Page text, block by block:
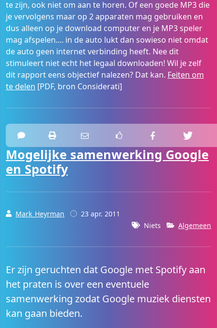
te zijn, ook niet om aan te horen. Of een goede MP3 die
je vervolgens maar op 2 apparaten mag gebruiken en
dus alleen op je download computer en je MP3 speler
mag afspelen.... in de auto lukt dan sowieso niet omdat
de auto geen internet verbinding heeft. Nee dit
stimuleert niet echt het legaal downloaden! Wil je zelf
dit rapport eens objectief nalezen? Dat kan. Feiten om
te delen [PDF, bron Considerati]
Mogelijke samenwerking Google
en Spotify
Mark_Heyrman
23 apr. 2011
Niets
Algemeen
Er zijn geruchten dat Google met Spotify aan
het praten is over een eventuele
samenwerking zodat Google muziek diensten
kan gaan bieden.